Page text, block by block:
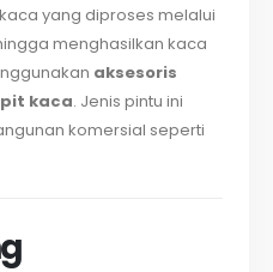
yang diproses melalui
menghasilkan kaca
aksesoris
kaca. Jenis pintu ini
komersial seperti